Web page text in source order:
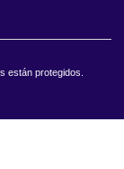
están protegidos.